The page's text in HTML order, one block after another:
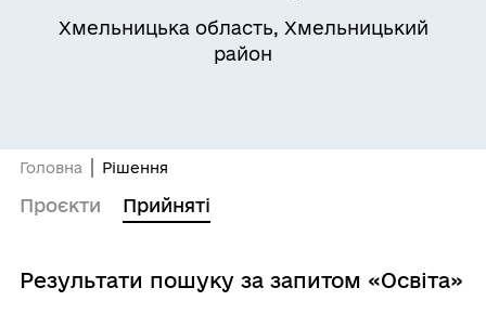
Хмельницька область, Хмельницький
район
Головна Рішення
Проєкти Прийняті
Результати пошуку за запитом «Освіта»